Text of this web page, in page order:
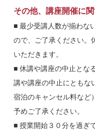
時に会員であることを必
受講費用が一般価格とな
ージから申し込む場合は
治療院名」の入力をお願
※株式会社メディックスの
ー）」「スーパーダイレク
宅訪問マッサージ」のい
様を「メディックス会員」
業員スタッフの方もメディ
す。
その他、講座開催に
■ 最少受講人数が揃わな
ので、ご了承ください。
いただきます。
■ 休講や講座の中止とな
講や講座の中止にともな
宿泊のキャンセル料など
予めご了承ください。
■ 授業開始３０分を過ぎ